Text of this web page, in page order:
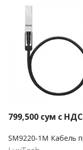
799,500 сум с НДС